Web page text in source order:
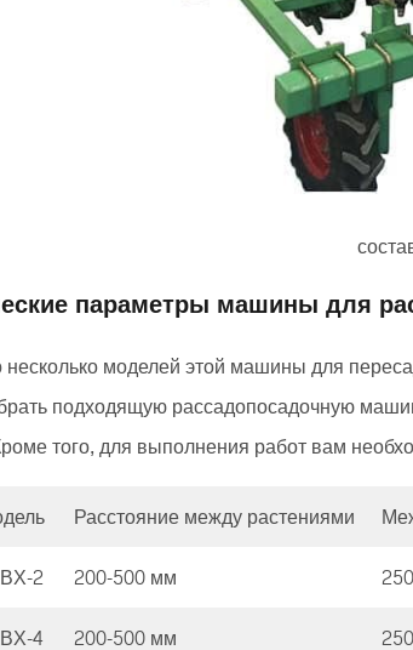
параметры машины для
моделей этой машины для
подходящую рассадопосадочную
того, для выполнения работ вам
Расстояние между растениями
2
200-500 мм
4
200-500 мм